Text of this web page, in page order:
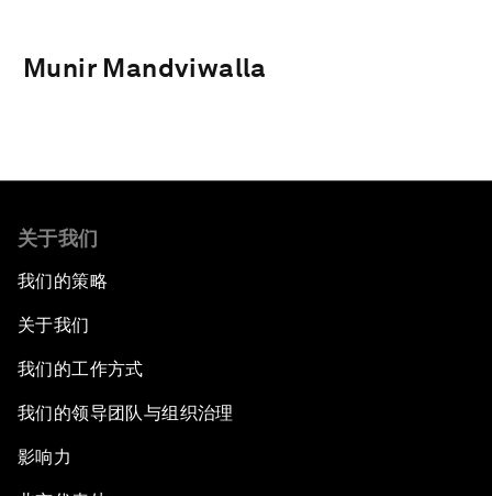
Munir Mandviwalla
关于我们
我们的策略
关于我们
我们的工作方式
我们的领导团队与组织治理
影响力